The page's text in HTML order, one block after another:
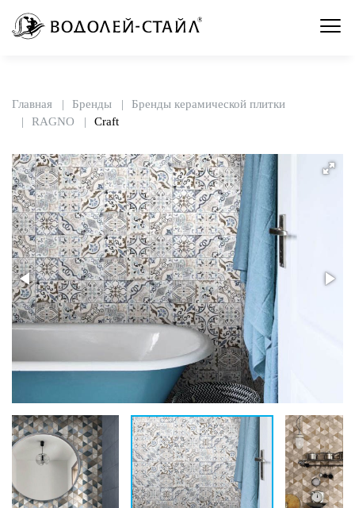
Главная Бренды
Бренды керамической плитки
RAGNO
Craft